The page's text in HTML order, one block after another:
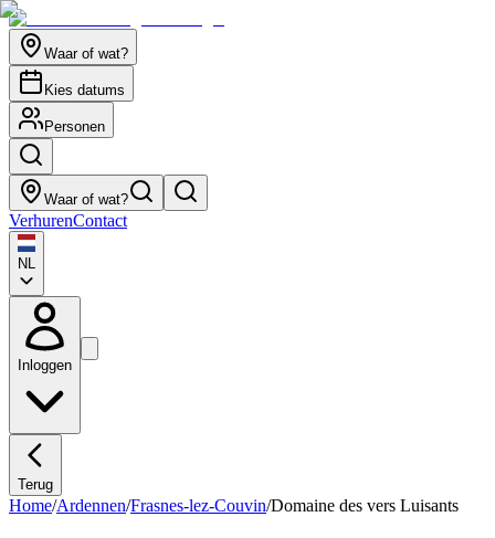
Waar of wat?
Kies datums
Personen
Waar of wat?
VerhurenContact
NL
Inloggen
Terug
Home/Ardennen/Frasnes-lez-Couvin/Domaine des vers Luisants